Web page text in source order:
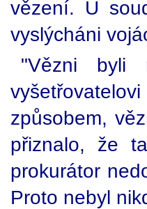
vězení. U
vyslýcháni
"Vězni byli
způsobem,
přiznalo, že
prokurátor
Proto nebyl